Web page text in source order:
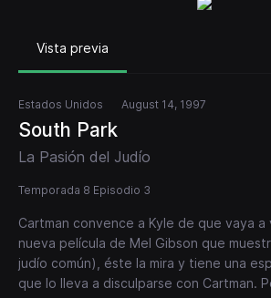
Vista previa
Estados Unidos August 14, 1997
South Park
La Pasión del Judío
Temporada 8 Episodio 3
Cartman convence a Kyle de que vaya a
nueva película de Mel Gibson que
judío común), éste la mira y tiene una
que lo lleva a disculparse con Cartman.